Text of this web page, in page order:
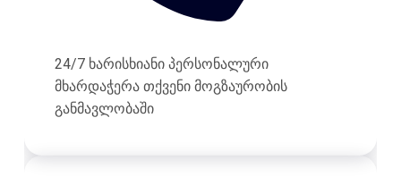
24/7 ხარისხიანი პერსონალური
მხარდაჭერა თქვენი მოგზაურობის
განმავლობაში